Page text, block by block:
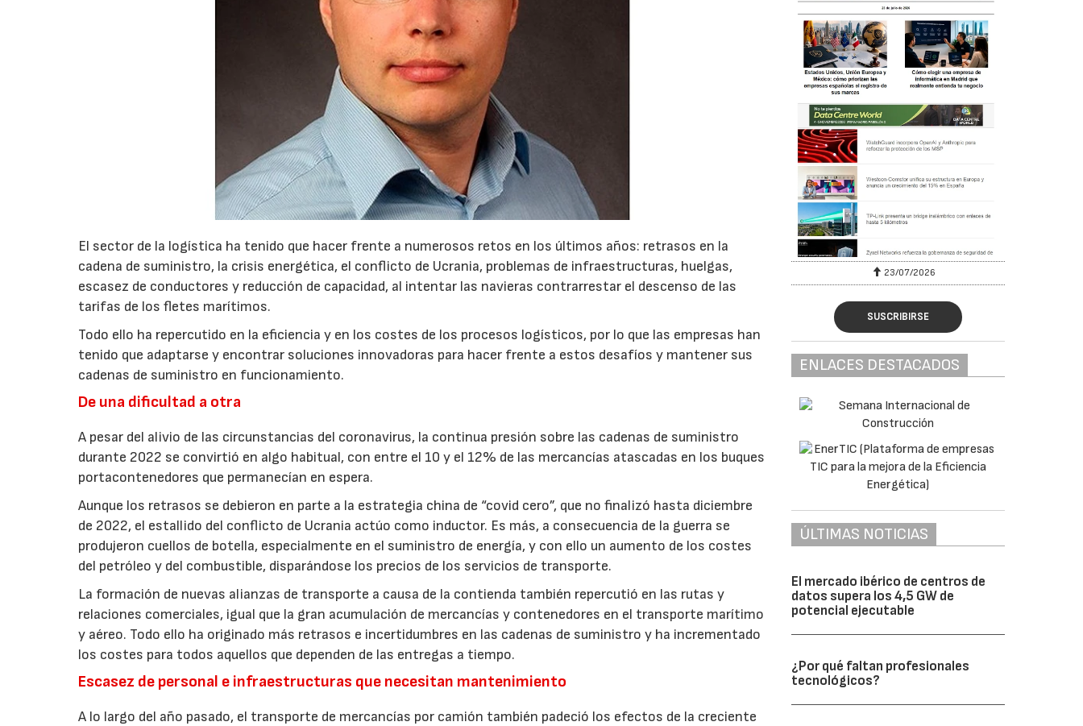
El sector de la logística ha tenido que hacer frente a numerosos retos en los últimos años: retrasos en la
cadena de suministro, la crisis energética, el conflicto de Ucrania, problemas de infraestructuras, huelgas,
escasez de conductores y reducción de capacidad, al intentar las navieras contrarrestar el descenso de las
tarifas de los fletes marítimos.
Todo ello ha repercutido en la eficiencia y en los costes de los procesos logísticos, por lo que las empresas han
tenido que adaptarse y encontrar soluciones innovadoras para hacer frente a estos desafíos y mantener sus
cadenas de suministro en funcionamiento.
De una dificultad a otra
A pesar del alivio de las circunstancias del coronavirus, la continua presión sobre las cadenas de suministro
durante 2022 se convirtió en algo habitual, con entre el 10 y el 12% de las mercancías atascadas en los buques
portacontenedores que permanecían en espera.
Aunque los retrasos se debieron en parte a la estrategia china de “covid cero”, que no finalizó hasta diciembre
de 2022, el estallido del conflicto de Ucrania actúo como inductor. Es más, a consecuencia de la guerra se
produjeron cuellos de botella, especialmente en el suministro de energía, y con ello un aumento de los costes
del petróleo y del combustible, disparándose los precios de los servicios de transporte.
La formación de nuevas alianzas de transporte a causa de la contienda también repercutió en las rutas y
relaciones comerciales, igual que la gran acumulación de mercancías y contenedores en el transporte marítimo
y aéreo. Todo ello ha originado más retrasos e incertidumbres en las cadenas de suministro y ha incrementado
los costes para todos aquellos que dependen de las entregas a tiempo.
Escasez de personal e infraestructuras que necesitan mantenimiento
A lo largo del año pasado, el transporte de mercancías por camión también padeció los efectos de la creciente
23/07/2026 30/07/2026 23/07/2026
SUSCRIBIRSE
ENLACES DESTACADOS
ÚLTIMAS NOTICIAS
El mercado ibérico de centros de
datos supera los 4,5 GW de
potencial ejecutable
¿Por qué faltan profesionales
tecnológicos?